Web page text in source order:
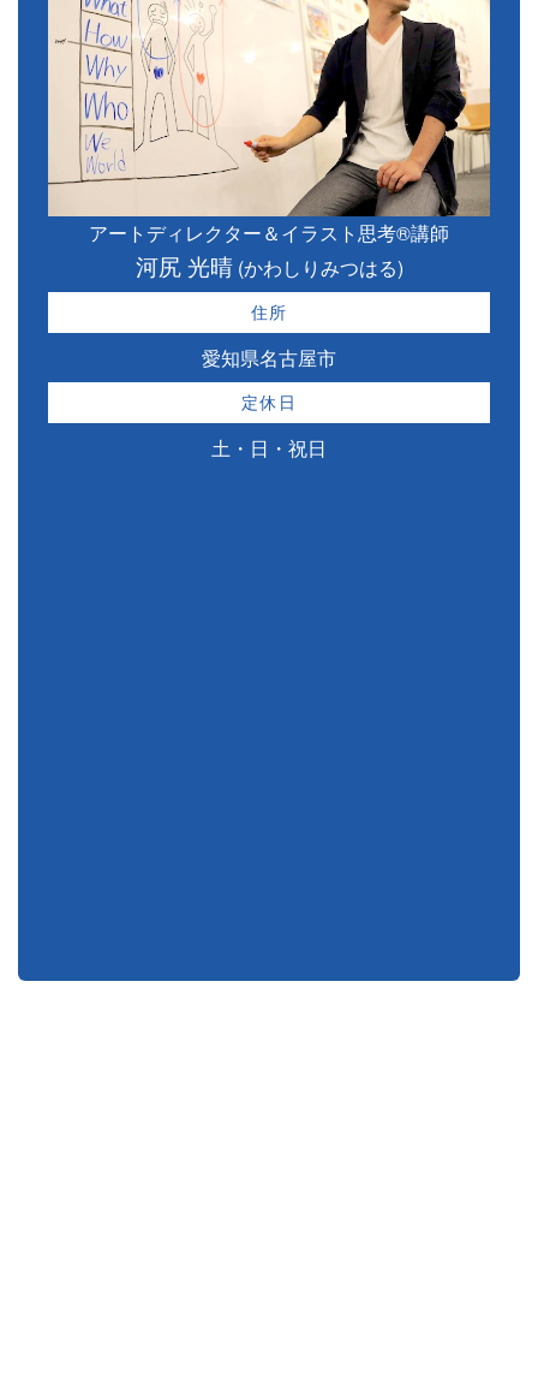
アートディレクター＆イラスト思考®講師
河尻 光晴(かわしりみつはる)
住所
愛知県名古屋市
定休日
土・日・祝日